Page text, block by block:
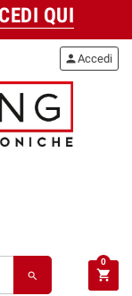
QUI
search
personAccedi
shopping_cart
0